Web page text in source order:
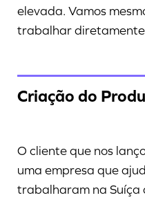
elevada. Vamos
trabalhar diretamente
Criação do
O cliente que nos
uma empresa que
trabalharam na Suíça